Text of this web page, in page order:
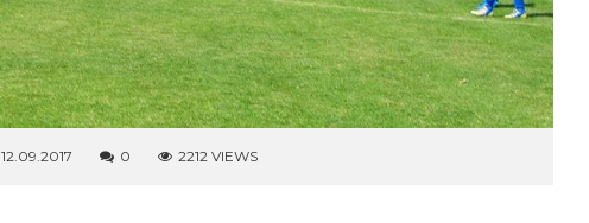
12.09.2017 0 2212 VIEWS